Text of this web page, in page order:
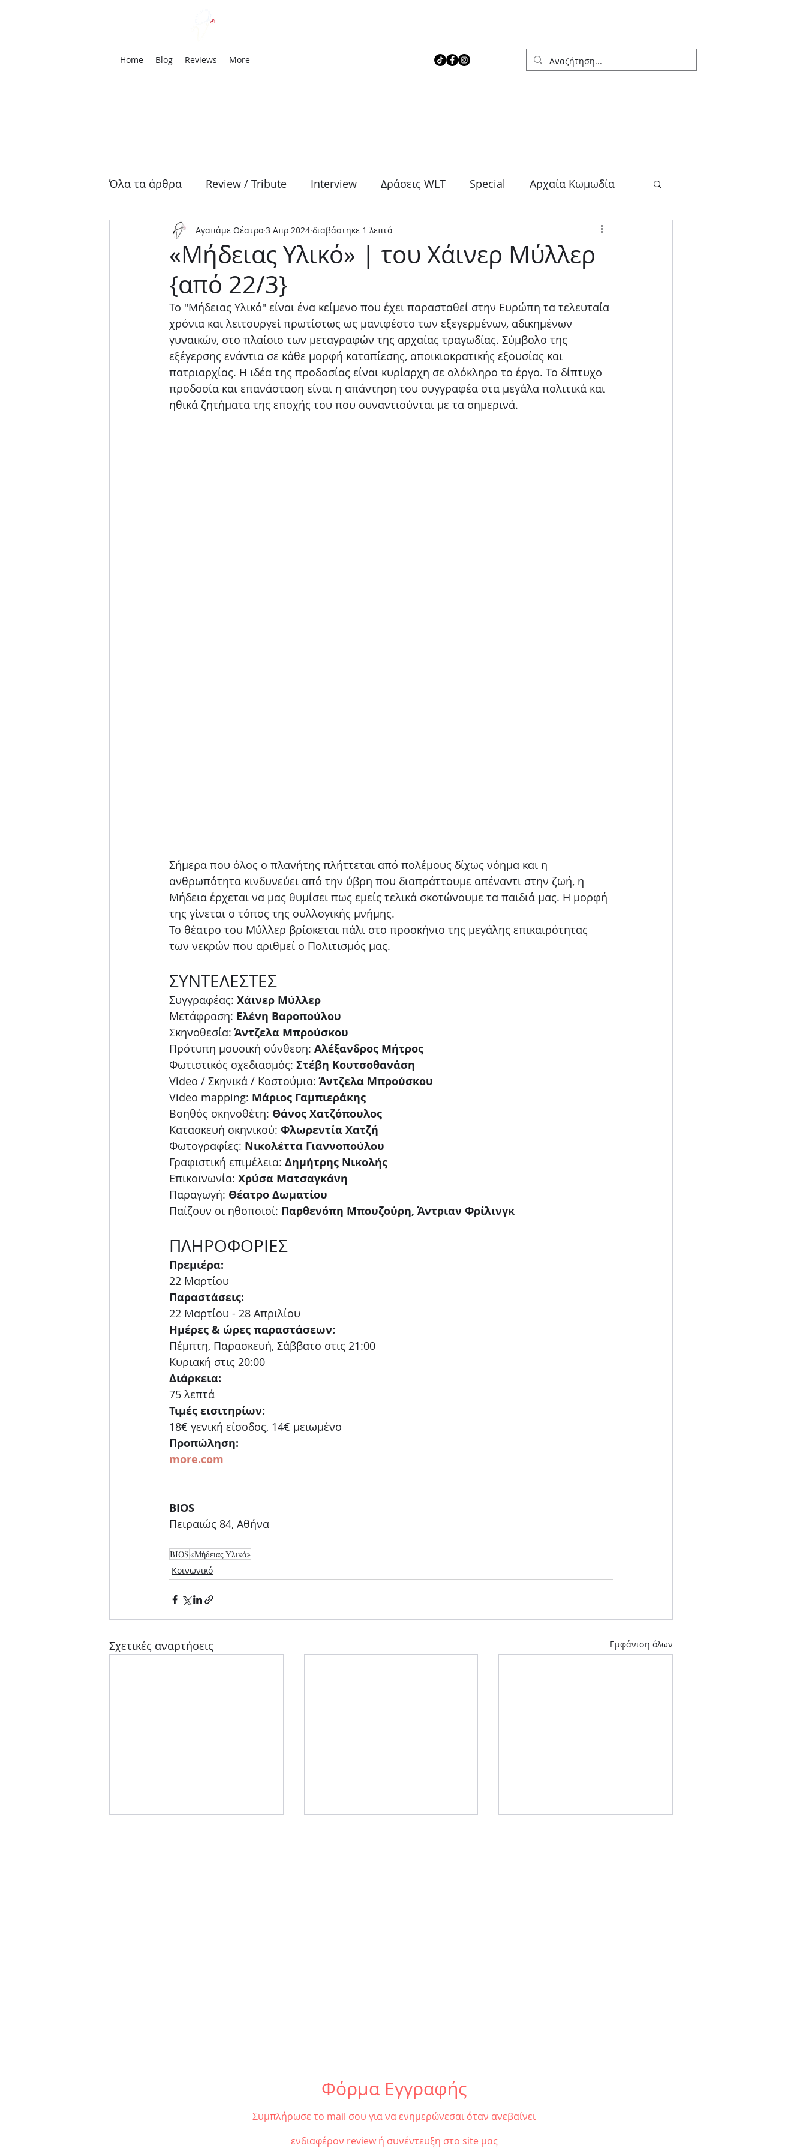
Home Blog Reviews More
Όλα τα άρθρα Review / Tribute Interview Δράσεις WLT Special Αρχαία Κωμωδία
Αρχαία Τραγωδία Δράμα Θρίλερ Κοινωνικό
Μουσική παράσταση Παιδικό
«Μήδειας Υλικό» | του Χάινερ Μύλλερ
{από 22/3}
Αγαπάμε Θέατρο 3 Απρ 2024 διαβάστηκε 1 λεπτά
Το "Μήδειας Υλικό" είναι ένα κείμενο που έχει παρασταθεί στην Ευρώπη τα τελευταία
χρόνια και λειτουργεί πρωτίστως ως μανιφέστο των εξεγερμένων, αδικημένων
γυναικών, στο πλαίσιο των μεταγραφών της αρχαίας τραγωδίας. Σύμβολο της
εξέγερσης ενάντια σε κάθε μορφή καταπίεσης, αποικιοκρατικής εξουσίας και
πατριαρχίας. Η ιδέα της προδοσίας είναι κυρίαρχη σε ολόκληρο το έργο. Το δίπτυχο
προδοσία και επανάσταση είναι η απάντηση του συγγραφέα στα μεγάλα πολιτικά και
ηθικά ζητήματα της εποχής του που συναντιούνται με τα σημερινά.
Σήμερα που όλος ο πλανήτης πλήττεται από πολέμους δίχως νόημα και η
ανθρωπότητα κινδυνεύει από την ύβρη που διαπράττουμε απέναντι στην ζωή, η
Μήδεια έρχεται να μας θυμίσει πως εμείς τελικά σκοτώνουμε τα παιδιά μας. Η μορφή
της γίνεται ο τόπος της συλλογικής μνήμης.
Το θέατρο του Μύλλερ βρίσκεται πάλι στο προσκήνιο της μεγάλης επικαιρότητας
των νεκρών που αριθμεί ο Πολιτισμός μας.
ΣΥΝΤΕΛΕΣΤΕΣ
Συγγραφέας: Χάινερ Μύλλερ
Μετάφραση: Ελένη Βαροπούλου
Σκηνοθεσία: Άντζελα Μπρούσκου
Πρότυπη μουσική σύνθεση: Αλέξανδρος Μήτρος
Φωτιστικός σχεδιασμός: Στέβη Κουτσοθανάση
Video / Σκηνικά / Κοστούμια: Άντζελα Μπρούσκου
Video mapping: Μάριος Γαμπιεράκης
Βοηθός σκηνοθέτη: Θάνος Χατζόπουλος
Κατασκευή σκηνικού: Φλωρεντία Χατζή
Φωτογραφίες: Νικολέττα Γιαννοπούλου
Γραφιστική επιμέλεια: Δημήτρης Νικολής
Επικοινωνία: Χρύσα Ματσαγκάνη
Παραγωγή: Θέατρο Δωματίου
Παίζουν οι ηθοποιοί: Παρθενόπη Μπουζούρη, Άντριαν Φρίλινγκ
ΠΛΗΡΟΦΟΡΙΕΣ
Πρεμιέρα:
22 Μαρτίου
Παραστάσεις:
22 Μαρτίου - 28 Απριλίου
Ημέρες & ώρες παραστάσεων:
Πέμπτη, Παρασκευή, Σάββατο στις 21:00
Κυριακή στις 20:00
Διάρκεια:
75 λεπτά
Τιμές εισιτηρίων:
18€ γενική είσοδος, 14€ μειωμένο
Προπώληση:
more.com
BIOS
Πειραιώς 84, Αθήνα
BIOS«Μήδειας Υλικό»
Κοινωνικό
Σχετικές αναρτήσεις Εμφάνιση όλων
Φόρμα Εγγραφής
Συμπλήρωσε το mail σου για να ενημερώνεσαι όταν ανεβαίνει
ενδιαφέρον review ή συνέντευξη στο site μας